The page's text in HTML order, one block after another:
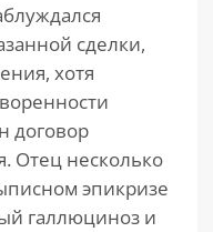
сделки,
хотя
договор
Отец несколько
эпикризе
галлюциноз и